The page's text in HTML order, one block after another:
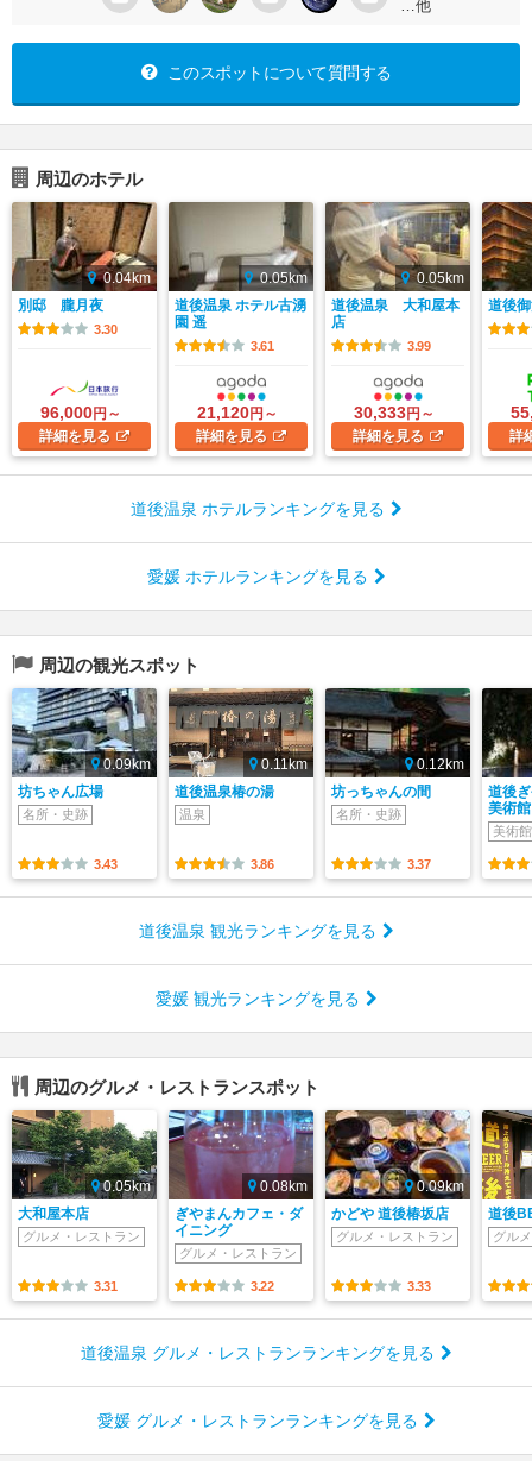
…他
このスポットについて質問する
周辺のホテル
0.04km
別邸 朧月夜
3.30
96,000円～
詳細を見る
0.05km
道後温泉 ホテル古湧
園 遥
3.61
21,120円～
詳細を見る
0.05km
道後温泉 大和屋本
店
3.99
30,333円～
詳細を見る
道後
詳
道後温泉 ホテルランキングを見る
愛媛 ホテルランキングを見る
周辺の観光スポット
0.09km
坊ちゃん広場
名所・史跡
3.43
0.11km
道後温泉椿の湯
温泉
3.86
0.12km
坊っちゃんの間
名所・史跡
3.37
道後
美術館
美術
道後温泉 観光ランキングを見る
愛媛 観光ランキングを見る
周辺のグルメ・レストランスポット
0.05km
大和屋本店
グルメ・レストラン
3.31
0.08km
ぎやまんカフェ・ダ
イニング
グルメ・レストラン
3.22
0.09km
かどや 道後椿坂店
グルメ・レストラン
3.33
道後
グル
道後温泉 グルメ・レストランランキングを見る
愛媛 グルメ・レストランランキングを見る